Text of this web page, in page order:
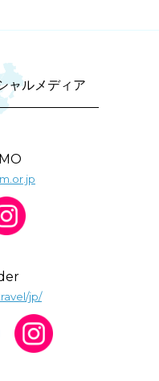
ャルメディア
jp/